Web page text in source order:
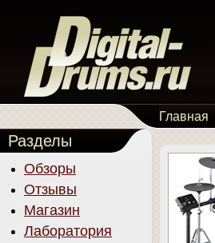
Главная
Разделы
Обзоры
Отзывы
Магазин
Лаборатория